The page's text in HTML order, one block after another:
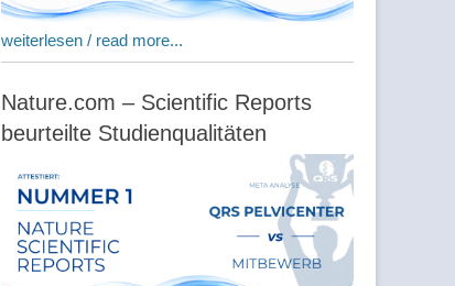
weiterlesen / read more...
Nature.com – Scientific Reports
beurteilte Studienqualitäten